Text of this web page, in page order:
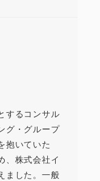
するコンサル
グ・グループ
抱いていた
、株式会社イ
ました。一般